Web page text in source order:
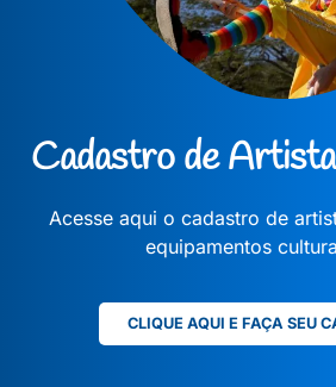
Cadastro de
Acesse aqui o cadastro de
equipamentos
CLIQUE AQUI E FAÇA SEU